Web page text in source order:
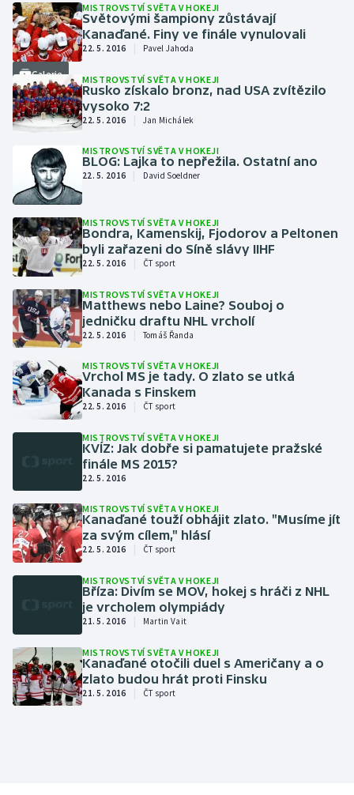
Plážový volejbal
Ragby
Rychlobruslení
Short track
Sportovní střelba
Stolní tenis
Triatlon
Veslování
Vodní slalom
Volejbal
Galerie
MISTROVSTVÍ SVĚTA V HOKEJI
Světovými šampiony zůstávají
Kanaďané. Finy ve finále vynulovali
22. 5. 2016 Pavel Jahoda
MISTROVSTVÍ SVĚTA V HOKEJI
Rusko získalo bronz, nad USA zvítězilo
vysoko 7:2
22. 5. 2016 Jan Michálek
MISTROVSTVÍ SVĚTA V HOKEJI
BLOG: Lajka to nepřežila. Ostatní ano
22. 5. 2016 David Soeldner
MISTROVSTVÍ SVĚTA V HOKEJI
Bondra, Kamenskij, Fjodorov a Peltonen
byli zařazeni do Síně slávy IIHF
22. 5. 2016 ČT sport
MISTROVSTVÍ SVĚTA V HOKEJI
Matthews nebo Laine? Souboj o
jedničku draftu NHL vrcholí
22. 5. 2016 Tomáš Řanda
MISTROVSTVÍ SVĚTA V HOKEJI
Vrchol MS je tady. O zlato se utká
Kanada s Finskem
22. 5. 2016 ČT sport
MISTROVSTVÍ SVĚTA V HOKEJI
KVÍZ: Jak dobře si pamatujete pražské
finále MS 2015?
22. 5. 2016
MISTROVSTVÍ SVĚTA V HOKEJI
Kanaďané touží obhájit zlato. "Musíme jít
za svým cílem," hlásí
22. 5. 2016 ČT sport
MISTROVSTVÍ SVĚTA V HOKEJI
Bříza: Divím se MOV, hokej s hráči z NHL
je vrcholem olympiády
21. 5. 2016 Martin Vait
MISTROVSTVÍ SVĚTA V HOKEJI
Kanaďané otočili duel s Američany a o
zlato budou hrát proti Finsku
21. 5. 2016 ČT sport